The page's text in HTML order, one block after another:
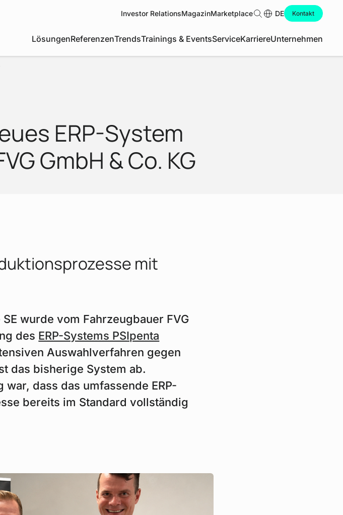
LösungenReferenzenTrendsTrainings & EventsServiceKarriereUnternehmen
Investor RelationsMagazinMarketplace Suche
DE Kontakt
ERP-System
GmbH & Co. KG
mit
wurde vom Fahrzeugbauer FVG
des ERP-Systems PSIpenta
Auswahlverfahren gegen
das bisherige System ab.
dass das umfassende ERP-
bereits im Standard vollständig